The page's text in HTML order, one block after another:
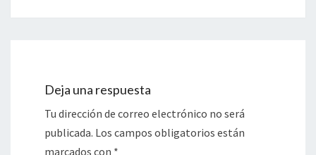
Deja una respuesta
Tu dirección de correo electrónico no será
publicada. Los campos obligatorios están
marcados con *